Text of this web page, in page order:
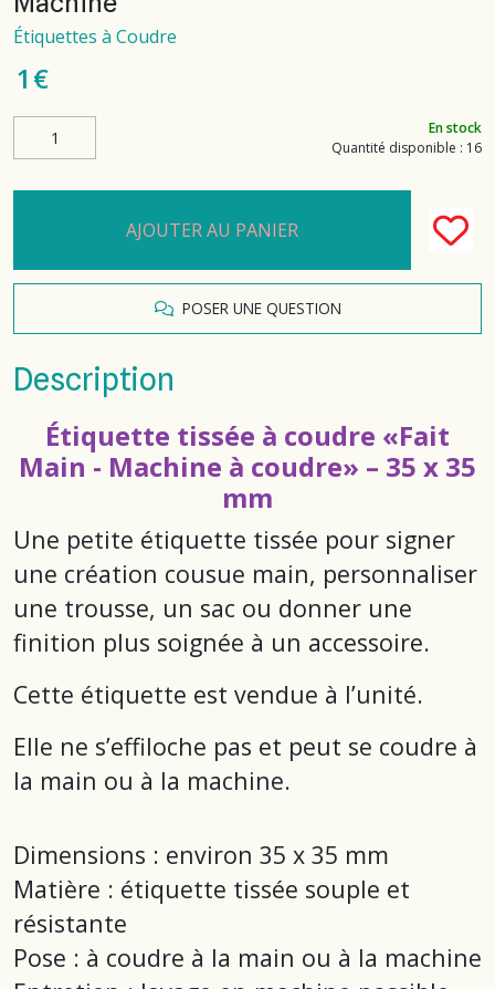
Étiquettes à Coudre
1 €
En stock
Quantité disponible : 16
AJOUTER AU PANIER
POSER UNE QUESTION
Description
Étiquette tissée à coudre «Fait
Main - Machine à coudre» – 35 x 35
mm
Une petite étiquette tissée pour signer
une création cousue main, personnaliser
une trousse, un sac ou donner une
finition plus soignée à un accessoire.
Cette étiquette est vendue à l’unité.
Elle ne s’effiloche pas et peut se coudre à
la main ou à la machine.
Dimensions : environ 35 x 35 mm
Matière : étiquette tissée souple et
résistante
Pose : à coudre à la main ou à la machine